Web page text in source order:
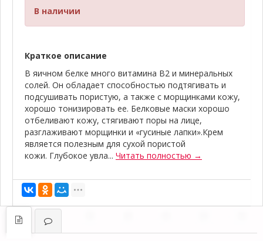
В наличии
Краткое описание
В яичном белке много витамина В2 и минеральных
солей. Он обладает способностью подтягивать и
подсушивать пористую, а также с морщинками кожу,
хорошо тонизировать ее. Белковые маски хорошо
отбеливают кожу, стягивают поры на лице,
разглаживают морщинки и «гусиные лапки».Крем
является полезным для сухой пористой
кожи. Глубокое увла... Читать полностью →